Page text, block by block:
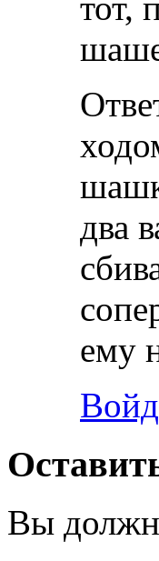
два
ему
Вы